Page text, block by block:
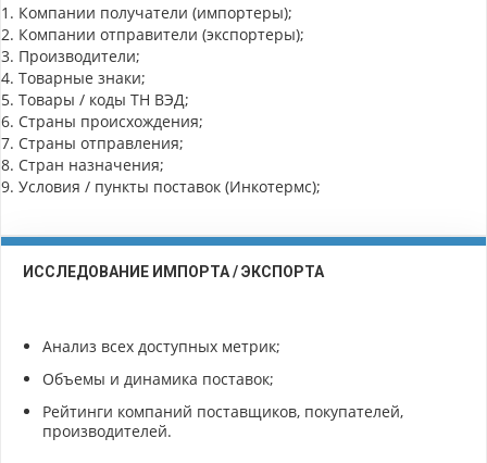
1. Компании получатели (импортеры);
2. Компании отправители (экспортеры);
3. Производители;
4. Товарные знаки;
5. Товары / коды ТН ВЭД;
6. Страны происхождения;
7. Страны отправления;
8. Стран назначения;
9. Условия / пункты поставок (Инкотермс);
ИССЛЕДОВАНИЕ ИМПОРТА / ЭКСПОРТА
Анализ всех доступных метрик;
Объемы и динамика поставок;
Рейтинги компаний поставщиков, покупателей,
производителей.